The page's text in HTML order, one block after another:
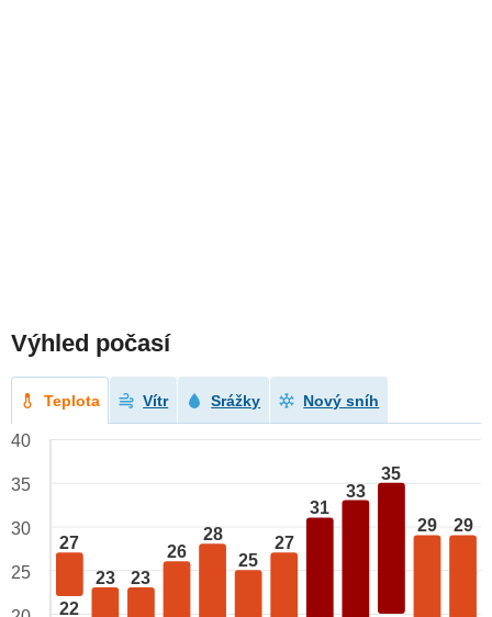
Výhled počasí
Teplota Vítr Srážky Nový sníh
27
22
23 23
26
28
25
27
31
33
35
29 29
40
35
30
25